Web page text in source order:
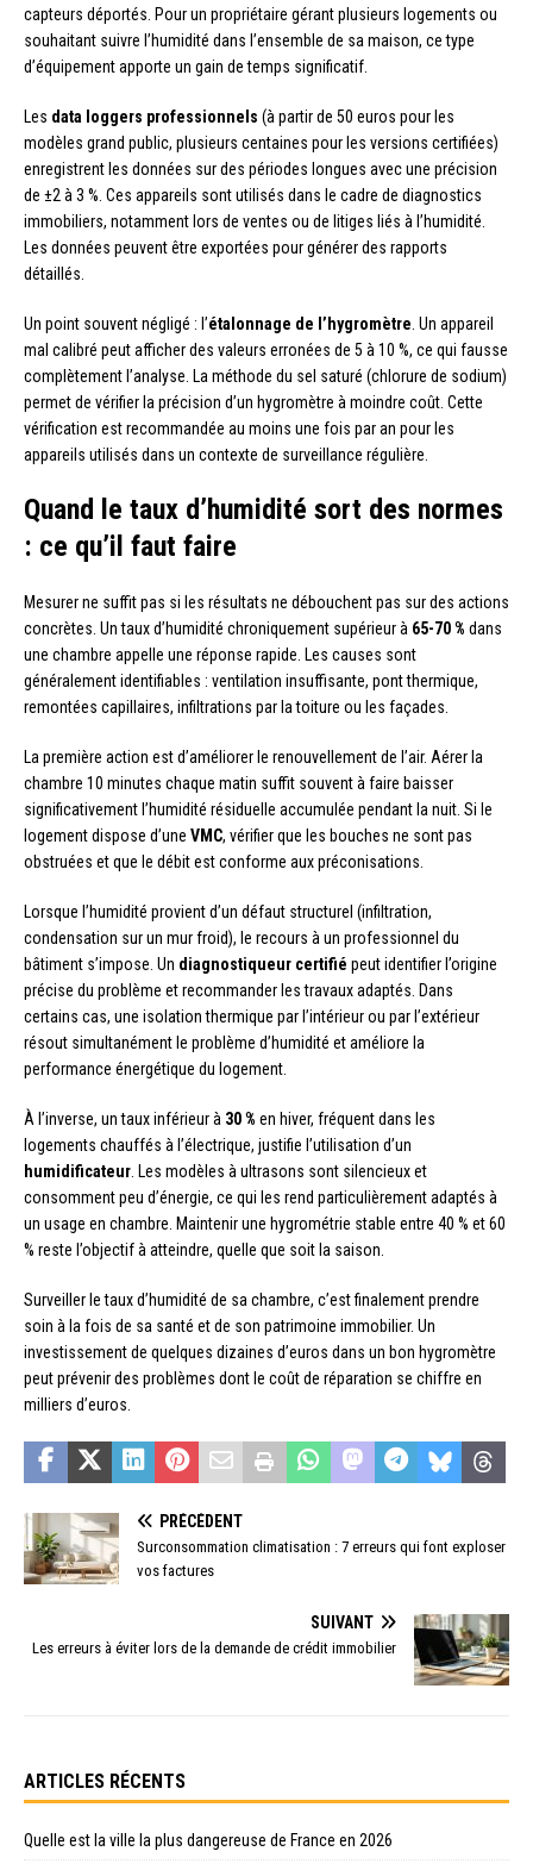
capteurs déportés. Pour un propriétaire gérant plusieurs logements ou
souhaitant suivre l’humidité dans l’ensemble de sa maison, ce type
d’équipement apporte un gain de temps significatif.
Les data loggers professionnels (à partir de 50 euros pour les
modèles grand public, plusieurs centaines pour les versions certifiées)
enregistrent les données sur des périodes longues avec une précision
de ±2 à 3 %. Ces appareils sont utilisés dans le cadre de diagnostics
immobiliers, notamment lors de ventes ou de litiges liés à l’humidité.
Les données peuvent être exportées pour générer des rapports
détaillés.
Un point souvent négligé : l’étalonnage de l’hygromètre. Un appareil
mal calibré peut afficher des valeurs erronées de 5 à 10 %, ce qui fausse
complètement l’analyse. La méthode du sel saturé (chlorure de sodium)
permet de vérifier la précision d’un hygromètre à moindre coût. Cette
vérification est recommandée au moins une fois par an pour les
appareils utilisés dans un contexte de surveillance régulière.
Quand le taux d’humidité sort des normes
: ce qu’il faut faire
Mesurer ne suffit pas si les résultats ne débouchent pas sur des actions
concrètes. Un taux d’humidité chroniquement supérieur à 65-70 % dans
une chambre appelle une réponse rapide. Les causes sont
généralement identifiables : ventilation insuffisante, pont thermique,
remontées capillaires, infiltrations par la toiture ou les façades.
La première action est d’améliorer le renouvellement de l’air. Aérer la
chambre 10 minutes chaque matin suffit souvent à faire baisser
significativement l’humidité résiduelle accumulée pendant la nuit. Si le
logement dispose d’une VMC, vérifier que les bouches ne sont pas
obstruées et que le débit est conforme aux préconisations.
Lorsque l’humidité provient d’un défaut structurel (infiltration,
condensation sur un mur froid), le recours à un professionnel du
bâtiment s’impose. Un diagnostiqueur certifié peut identifier l’origine
précise du problème et recommander les travaux adaptés. Dans
certains cas, une isolation thermique par l’intérieur ou par l’extérieur
résout simultanément le problème d’humidité et améliore la
performance énergétique du logement.
À l’inverse, un taux inférieur à 30 % en hiver, fréquent dans les
logements chauffés à l’électrique, justifie l’utilisation d’un
humidificateur. Les modèles à ultrasons sont silencieux et
consomment peu d’énergie, ce qui les rend particulièrement adaptés à
un usage en chambre. Maintenir une hygrométrie stable entre 40 % et 60
% reste l’objectif à atteindre, quelle que soit la saison.
Surveiller le taux d’humidité de sa chambre, c’est finalement prendre
soin à la fois de sa santé et de son patrimoine immobilier. Un
investissement de quelques dizaines d’euros dans un bon hygromètre
peut prévenir des problèmes dont le coût de réparation se chiffre en
milliers d’euros.
PRÉCÉDENT
Surconsommation climatisation : 7 erreurs qui font exploser
vos factures
SUIVANT
Les erreurs à éviter lors de la demande de crédit immobilier
ARTICLES RÉCENTS
Quelle est la ville la plus dangereuse de France en 2026